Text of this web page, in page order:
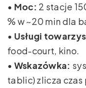
• Moc: 2 stacje
% w ~20 min dla
• Usługi
food-court, kino.
• Wskazówka:
tablic) zlicza